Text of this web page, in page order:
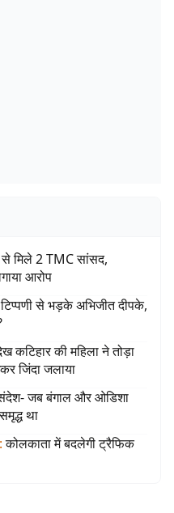
से मिले 2 TMC सांसद,
आरोप
से भड़के अभिजीत दीपके,
कटिहार की महिला ने तोड़ा
जिंदा जलाया
संदेश- जब बंगाल और ओडिशा
था
: कोलकाता में बदलेगी ट्रैफिक